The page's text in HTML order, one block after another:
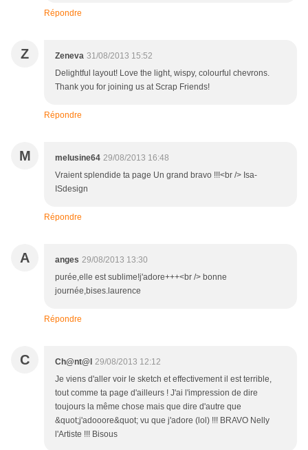
Répondre
Z Zeneva 31/08/2013 15:52
Delightful layout! Love the light, wispy, colourful chevrons.
Thank you for joining us at Scrap Friends!
Répondre
M melusine64 29/08/2013 16:48
Vraient splendide ta page Un grand bravo !!!<br /> Isa-
ISdesign
Répondre
A anges 29/08/2013 13:30
purée,elle est sublime!j'adore+++<br /> bonne
journée,bises.laurence
Répondre
C Ch@nt@l 29/08/2013 12:12
Je viens d'aller voir le sketch et effectivement il est terrible,
tout comme ta page d'ailleurs ! J'ai l'impression de dire
toujours la même chose mais que dire d'autre que
&quot;j'adooore&quot; vu que j'adore (lol) !!! BRAVO Nelly
l'Artiste !!! Bisous